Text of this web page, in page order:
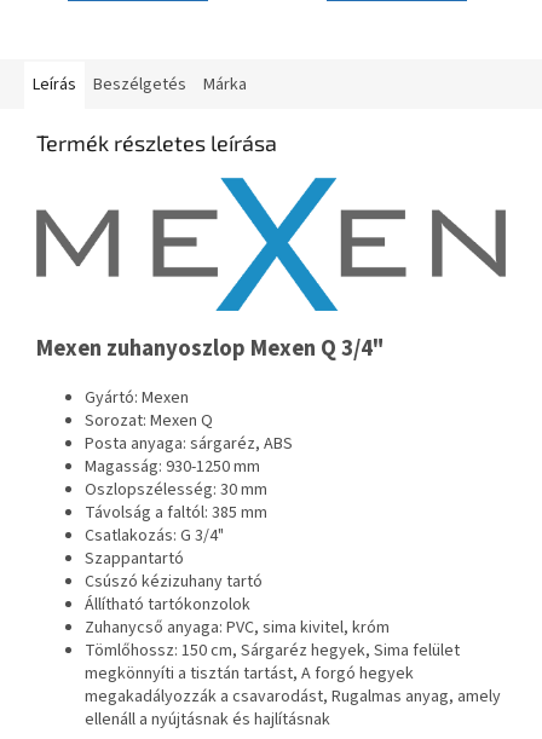
Leírás Beszélgetés Márka
Termék részletes leírása
Mexen zuhanyoszlop Mexen Q 3/4"
Gyártó: Mexen
Sorozat: Mexen Q
Posta anyaga: sárgaréz, ABS
Magasság: 930-1250 mm
Oszlopszélesség: 30 mm
Távolság a faltól: 385 mm
Csatlakozás: G 3/4"
Szappantartó
Csúszó kézizuhany tartó
Állítható tartókonzolok
Zuhanycső anyaga: PVC, sima kivitel, króm
Tömlőhossz: 150 cm, Sárgaréz hegyek, Sima felület
megkönnyíti a tisztán tartást, A forgó hegyek
megakadályozzák a csavarodást, Rugalmas anyag, amely
ellenáll a nyújtásnak és hajlításnak